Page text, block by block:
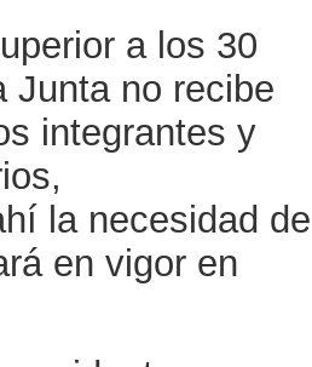
a los 30
Junta no recibe
integrantes y
la necesidad de
en vigor en